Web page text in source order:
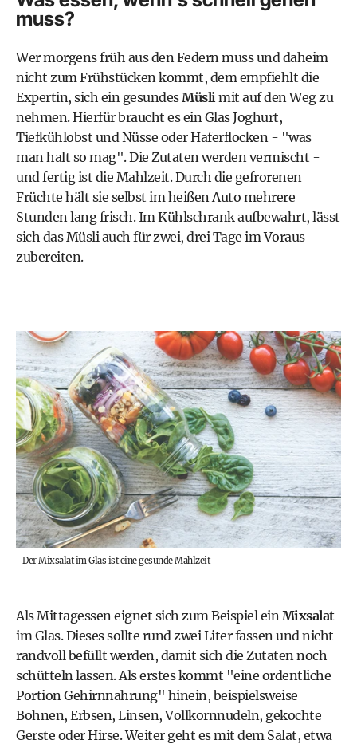
muss?
Wer morgens früh aus den Federn muss und daheim
nicht zum Frühstücken kommt, dem empfiehlt die
Expertin, sich ein gesundesMüsli mit auf den Weg zu
nehmen. Hierfür braucht es ein Glas Joghurt,
Tiefkühlobst und Nüsse oder Haferflocken - "was
man halt so mag". Die Zutaten werden vermischt -
und fertig ist die Mahlzeit. Durch die gefrorenen
Früchte hält sie selbst im heißen Auto mehrere
Stunden lang frisch. Im Kühlschrank aufbewahrt, lässt
sich das Müsli auch für zwei, drei Tage im Voraus
zubereiten.
Der Mixsalat im Glas ist eine gesunde Mahlzeit
Als Mittagessen eignet sich zum Beispiel einMixsalat
im Glas. Dieses sollte rund zwei Liter fassen und nicht
randvoll befüllt werden, damit sich die Zutaten noch
schütteln lassen. Als erstes kommt "eine ordentliche
Portion Gehirnnahrung" hinein, beispielsweise
Bohnen, Erbsen, Linsen, Vollkornnudeln, gekochte
Gerste oder Hirse. Weiter geht es mit dem Salat, etwa